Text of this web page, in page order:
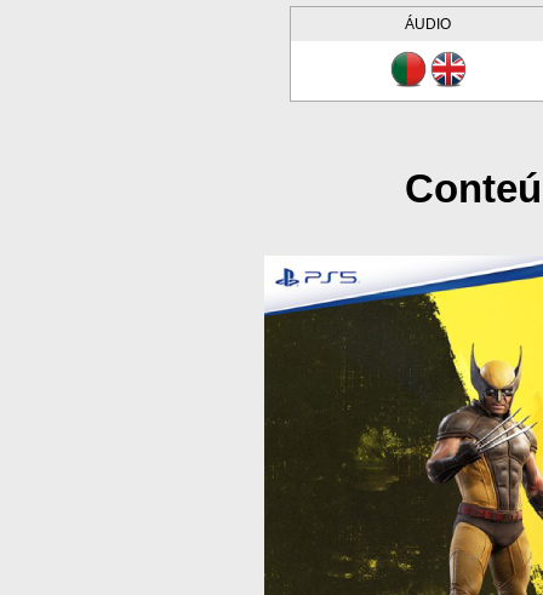
ÁUDIO